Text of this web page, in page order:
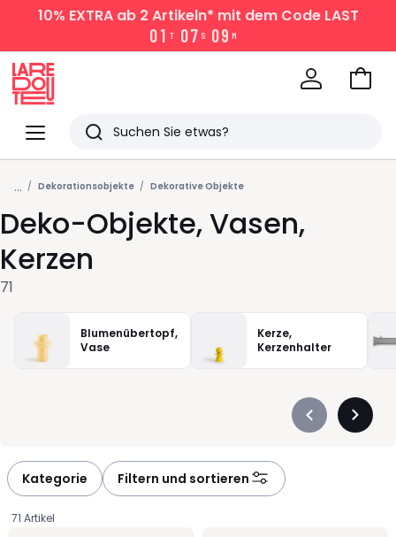
10% EXTRAab 2 Artikeln* mit dem Code LAST
01 T 07 S 09 M
Menü
Redoute
Suchen
Zuletzt
angesehen
Artikel
Zum
... Dekorationsobjekte Dekorative Objekte
Deko-Objekte, Vasen,
Kerzen
71
Blumenübertopf,
Vase
Kerze,
Kerzenhalter
Précédent
Kategorie Filtern und sortieren
71 Artikel